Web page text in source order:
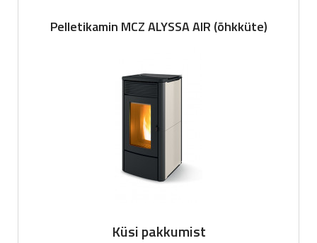
Pelletikamin MCZ ALYSSA AIR (õhkküte)
Küsi pakkumist